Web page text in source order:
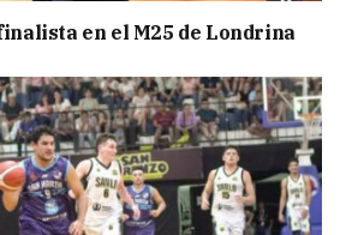
en el M25 de Londrina